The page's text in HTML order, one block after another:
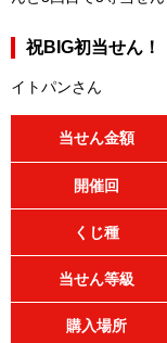
祝BIG初当せん！
イトパンさん
当せん金額
開催回
くじ種
当せん等級
購入場所